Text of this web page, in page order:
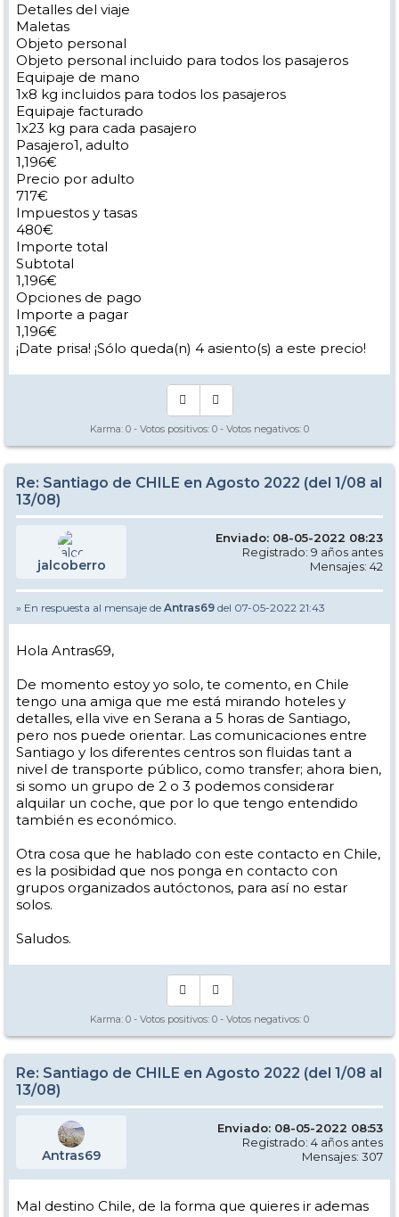
Detalles del viaje
Maletas
Objeto personal
Objeto personal incluido para todos los pasajeros
Equipaje de mano
1x8 kg incluidos para todos los pasajeros
Equipaje facturado
1x23 kg para cada pasajero
Pasajero1, adulto
‪1,196€‬
Precio por adulto
‪717€‬
Impuestos y tasas
‪480€‬
Importe total
Subtotal
‪1,196€‬
Opciones de pago
Importe a pagar
‪1,196€‬
¡Date prisa! ¡Sólo queda(n) 4 asiento(s) a este precio!
Karma: 0 - Votos positivos: 0 - Votos negativos: 0
Re: Santiago de CHILE en Agosto 2022 (del 1/08 al
13/08)
jalcoberro
Enviado: 08-05-2022 08:23
Registrado: 9 años antes
Mensajes: 42
» En respuesta al mensaje de Antras69 del 07-05-2022 21:43
Hola Antras69,
De momento estoy yo solo, te comento, en Chile
tengo una amiga que me está mirando hoteles y
detalles, ella vive en Serana a 5 horas de Santiago,
pero nos puede orientar. Las comunicaciones entre
Santiago y los diferentes centros son fluidas tant a
nivel de transporte público, como transfer; ahora bien,
si somo un grupo de 2 o 3 podemos considerar
alquilar un coche, que por lo que tengo entendido
también es económico.
Otra cosa que he hablado con este contacto en Chile,
es la posibidad que nos ponga en contacto con
grupos organizados autóctonos, para así no estar
solos.
Saludos.
Karma: 0 - Votos positivos: 0 - Votos negativos: 0
Re: Santiago de CHILE en Agosto 2022 (del 1/08 al
13/08)
Antras69
Enviado: 08-05-2022 08:53
Registrado: 4 años antes
Mensajes: 307
Mal destino Chile, de la forma que quieres ir ademas